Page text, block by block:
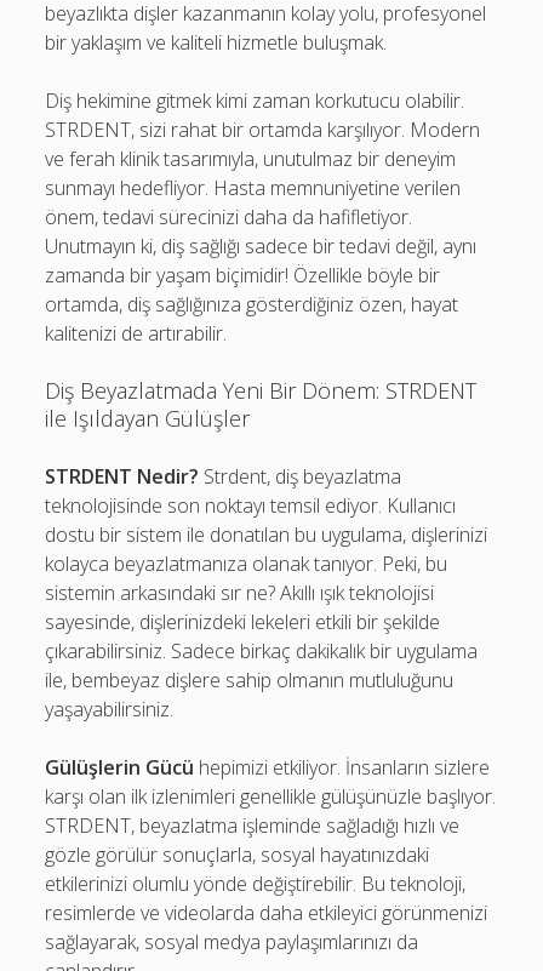
beyazlıkta dişler kazanmanın kolay yolu, profesyonel
bir yaklaşım ve kaliteli hizmetle buluşmak.
Diş hekimine gitmek kimi zaman korkutucu olabilir.
STRDENT, sizi rahat bir ortamda karşılıyor. Modern
ve ferah klinik tasarımıyla, unutulmaz bir deneyim
sunmayı hedefliyor. Hasta memnuniyetine verilen
önem, tedavi sürecinizi daha da hafifletiyor.
Unutmayın ki, diş sağlığı sadece bir tedavi değil, aynı
zamanda bir yaşam biçimidir! Özellikle böyle bir
ortamda, diş sağlığınıza gösterdiğiniz özen, hayat
kalitenizi de artırabilir.
Diş Beyazlatmada Yeni Bir Dönem: STRDENT
ile Işıldayan Gülüşler
STRDENT Nedir? Strdent, diş beyazlatma
teknolojisinde son noktayı temsil ediyor. Kullanıcı
dostu bir sistem ile donatılan bu uygulama, dişlerinizi
kolayca beyazlatmanıza olanak tanıyor. Peki, bu
sistemin arkasındaki sır ne? Akıllı ışık teknolojisi
sayesinde, dişlerinizdeki lekeleri etkili bir şekilde
çıkarabilirsiniz. Sadece birkaç dakikalık bir uygulama
ile, bembeyaz dişlere sahip olmanın mutluluğunu
yaşayabilirsiniz.
Gülüşlerin Gücü hepimizi etkiliyor. İnsanların sizlere
karşı olan ilk izlenimleri genellikle gülüşünüzle başlıyor.
STRDENT, beyazlatma işleminde sağladığı hızlı ve
gözle görülür sonuçlarla, sosyal hayatınızdaki
etkilerinizi olumlu yönde değiştirebilir. Bu teknoloji,
resimlerde ve videolarda daha etkileyici görünmenizi
sağlayarak, sosyal medya paylaşımlarınızı da